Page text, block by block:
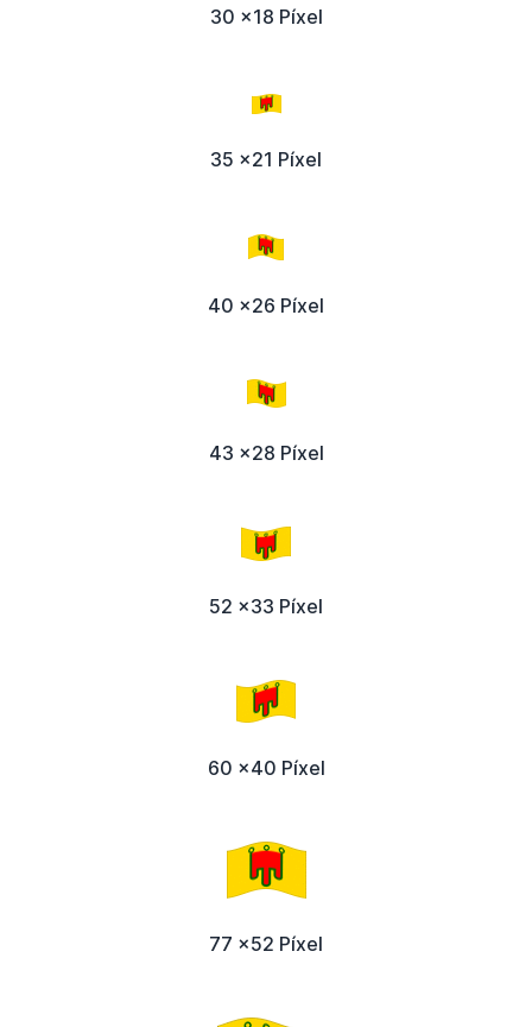
30 x18 Píxel
35 x21 Píxel
40 x26 Píxel
43 x28 Píxel
52 x33 Píxel
60 x40 Píxel
77 x52 Píxel